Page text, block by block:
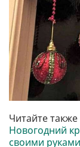
Читайте также
Новогодний
своими руками